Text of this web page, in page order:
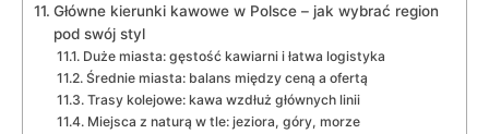
Główne kierunki kawowe w Polsce – jak wybrać region
pod swój styl
Duże miasta: gęstość kawiarni i łatwa logistyka
Średnie miasta: balans między ceną a ofertą
Trasy kolejowe: kawa wzdłuż głównych linii
Miejsca z naturą w tle: jeziora, góry, morze